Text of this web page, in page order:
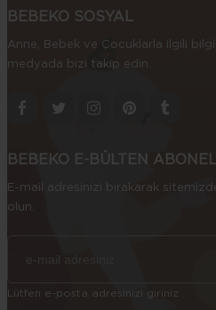
BEBEKO SOSYAL
Anne, Bebek ve Çocuklarla ilgili
medyada bizi takip edin.
BEBEKO E-BÜLTEN
E-mail adresinizi bırakarak
olun.
Lütfen e-posta adresinizi giriniz